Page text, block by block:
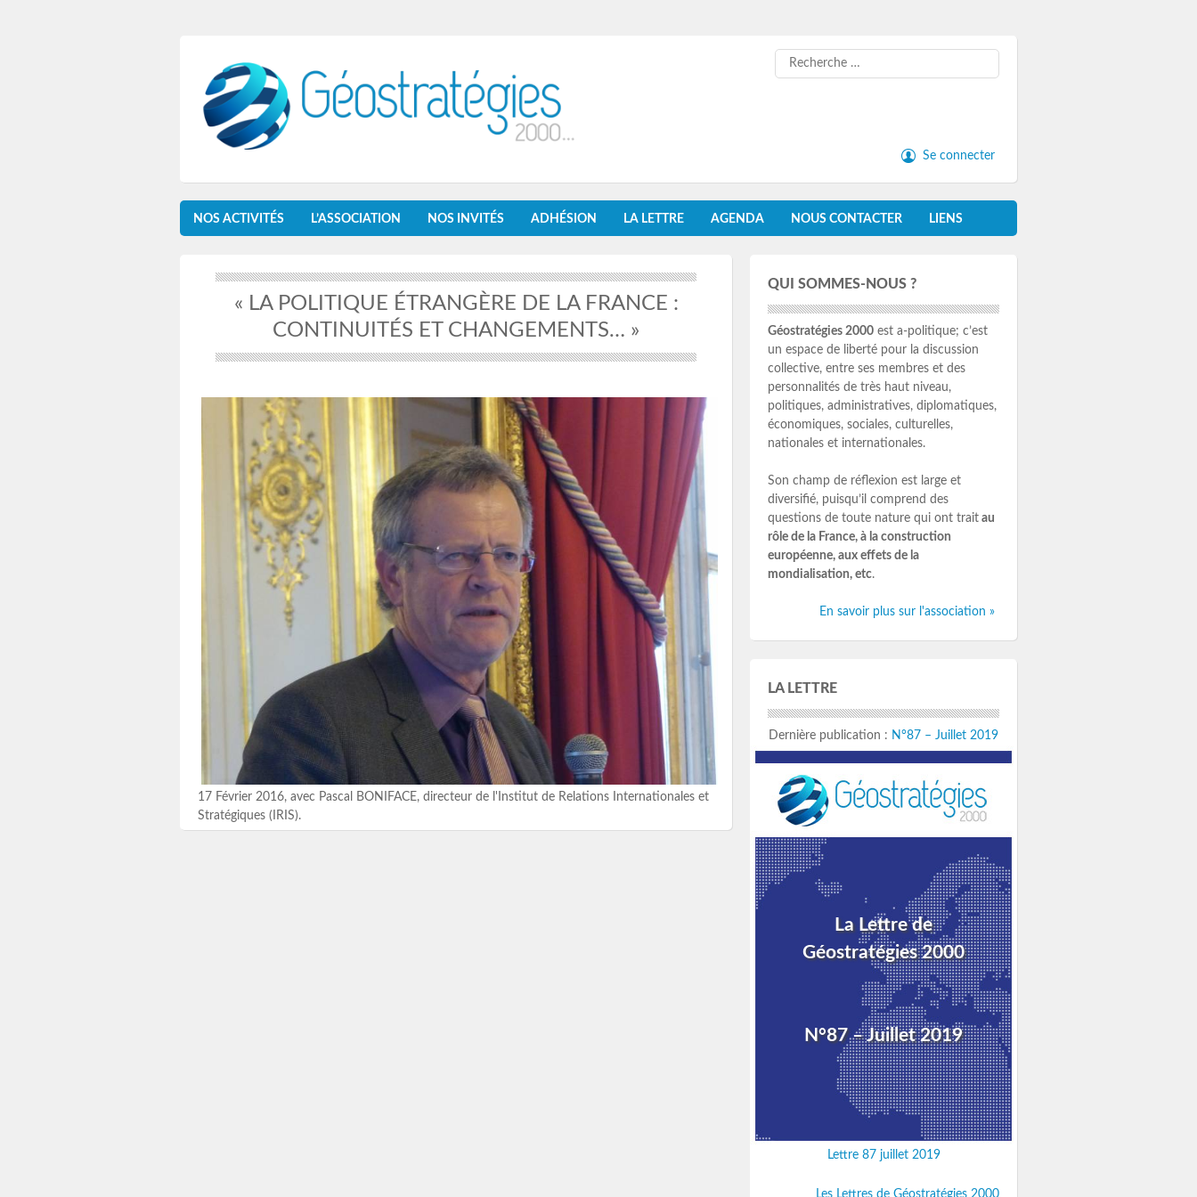
Se connecter
Recherche
NOS ACTIVITÉS L’ASSOCIATION NOS INVITÉS ADHÉSION LA LETTRE AGENDA NOUS CONTACTER LIENS
« LA POLITIQUE ÉTRANGÈRE DE LA FRANCE :
CONTINUITÉS ET CHANGEMENTS… »
17 Février 2016, avec Pascal BONIFACE, directeur de l'Institut de Relations Internationales et
Stratégiques (IRIS).
QUI SOMMES-NOUS ?
Géostratégies 2000 est a-politique; c’est
un espace de liberté pour la discussion
collective, entre ses membres et des
personnalités de très haut niveau,
politiques, administratives, diplomatiques,
économiques, sociales, culturelles,
nationales et internationales.
Son champ de réflexion est large et
diversifié, puisqu’il comprend des
questions de toute nature qui ont trait au
rôle de la France, à la construction
européenne, aux effets de la
mondialisation, etc.
En savoir plus sur l'association »
LA LETTRE
Dernière publication : N°87 – Juillet 2019
La Lettre de
Géostratégies 2000
N°87 – Juillet 2019
Lettre 87 juillet 2019
Les Lettres de Géostratégies 2000